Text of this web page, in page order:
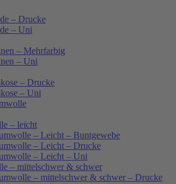
– Drucke
– Uni
– Mehrfarbig
– Uni
– Drucke
– Uni
– leicht
– Leicht – Buntgewebe
– Leicht – Drucke
– Leicht – Uni
– mittelschwer & schwer
– mittelschwer & schwer – Drucke